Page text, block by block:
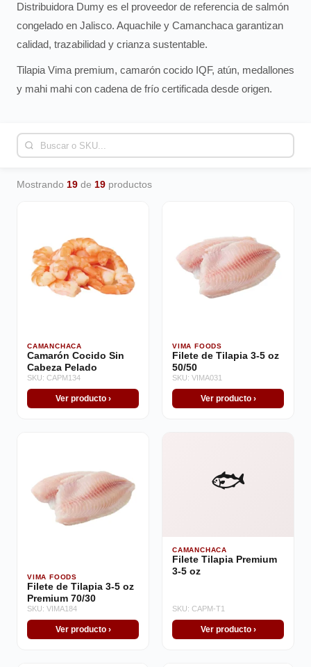
Distribuidora Dumy es el proveedor de referencia de salmón
congelado en Jalisco. Aquachile y Camanchaca garantizan
calidad, trazabilidad y crianza sustentable.
Tilapia Vima premium, camarón cocido IQF, atún, medallones
y mahi mahi con cadena de frío certificada desde origen.
Mostrando 19 de 19 productos
CAMANCHACA
Camarón Cocido Sin
Cabeza Pelado
SKU: CAPM134
Ver producto ›
VIMA FOODS
Filete de Tilapia 3-5 oz
50/50
SKU: VIMA031
Ver producto ›
VIMA FOODS
Filete de Tilapia 3-5 oz
Premium 70/30
SKU: VIMA184
Ver producto ›
🐟
CAMANCHACA
Filete Tilapia Premium
3-5 oz
SKU: CAPM-T1
Ver producto ›